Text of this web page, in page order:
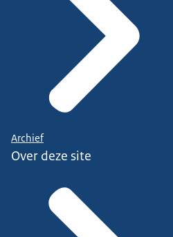
Archief
Over deze site